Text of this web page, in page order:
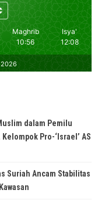
dalam Pemilu
Pro-‘Israel’ AS
Suriah Ancam Stabilitas